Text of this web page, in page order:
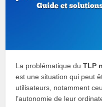
La problématique duTLP
est une situation qui peut
utilisateurs, notamment
l’autonomie de leur